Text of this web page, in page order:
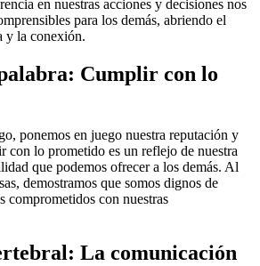
en nuestras acciones y decisiones nos
para los demás, abriendo el
y la conexión.
Cumplir con lo
ponemos en juego nuestra reputación y
con lo prometido es un reflejo de nuestra
que podemos ofrecer a los demás. Al
demostramos que somos dignos de
comprometidos con nuestras
La comunicación